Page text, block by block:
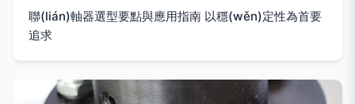
聯(lián)軸器選型要點與應用指南 以穩(wěn)定性為首要
追求